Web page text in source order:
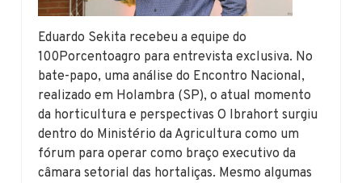
Eduardo Sekita recebeu a equipe do
100Porcentoagro para entrevista exclusiva. No
bate-papo, uma análise do Encontro Nacional,
realizado em Holambra (SP), o atual momento
da horticultura e perspectivas O Ibrahort surgiu
dentro do Ministério da Agricultura como um
fórum para operar como braço executivo da
câmara setorial das hortaliças. Mesmo algumas